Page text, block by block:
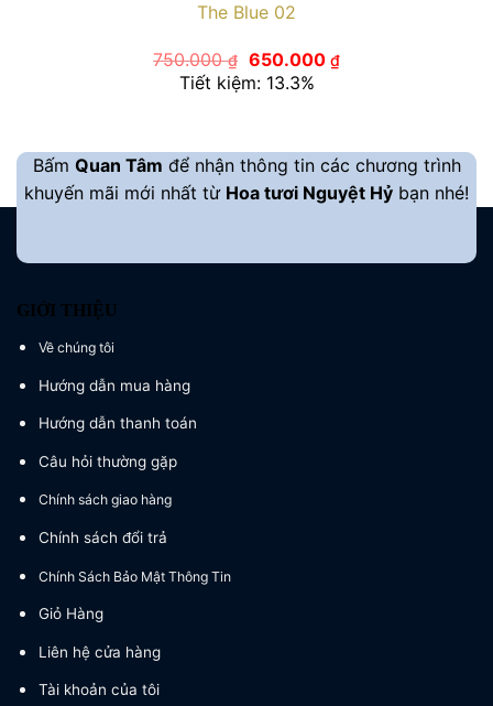
The Blue 02
750.000₫ Giá
gốc
là:
650.000 ₫Giá
hiện
Tiết kiệm: 13.3%
Bấm Quan Tâm để nhận thông tin các chương trình
khuyến mãi mới nhất từ Hoa tươi Nguyệt Hỷ bạn nhé!
GIỚI THIỆU
Về chúng tôi
Hướng dẫn mua hàng
Hướng dẫn thanh toán
Câu hỏi thường gặp
Chính sách giao hàng
Chính sách đổi trả
Chính Sách Bảo Mật Thông Tin
Giỏ Hàng
Liên hệ cửa hàng
Tài khoản của tôi